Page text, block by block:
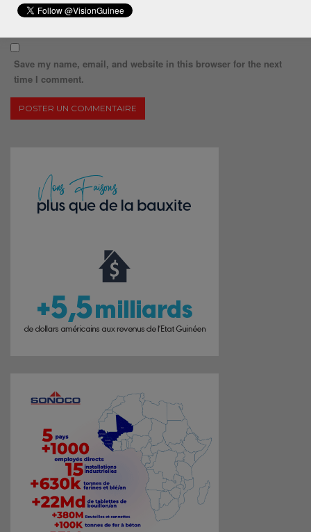
Save my name, email, and website in this browser for the next
time I comment.